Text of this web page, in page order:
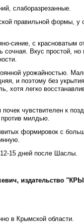
слаборазрезанные.
правильной формы, у
синие, с красноватым
Вкус простой, но
урожайностью.
и поэтому без
хотя легко
чувствителен к
милдью.
формировок с
15 дней после Шаслы.
издательство
в Крымской области.